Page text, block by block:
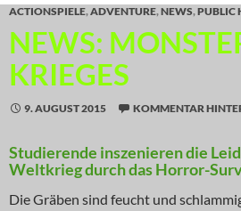
ACTIONSPIELE,ADVENTURE,NEWS,PUBLIC
NEWS:
KRIEGES
9. AUGUST 2015 KOMMENTAR
Studierende inszenieren die
Weltkrieg durch das Horror-
Die Gräben sind feucht und